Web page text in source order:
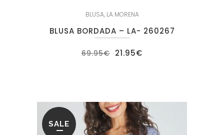
BLUSA, LA MORENA
BLUSA BORDADA – LA- 260267
69.95€ El
precio
21.95€
SALE